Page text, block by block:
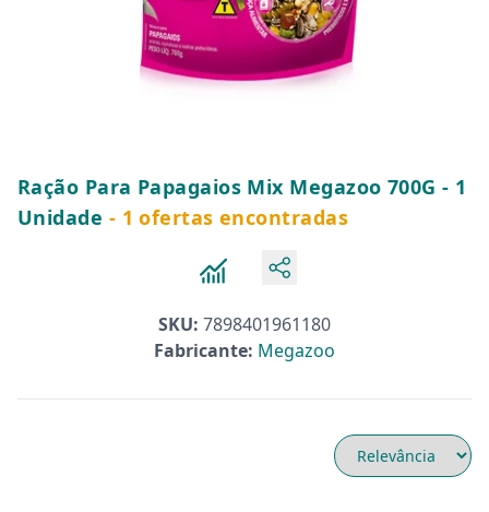
Ração Para Papagaios Mix Megazoo 700G - 1
Unidade - 1 ofertas encontradas
SKU: 7898401961180
Fabricante: Megazoo